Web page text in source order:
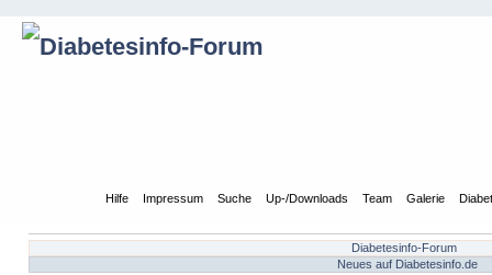
Hilfe Impressum Suche Up-/Downloads Team Galerie
Diabetesinfo-Forum
Neues auf Diabetesinfo.de